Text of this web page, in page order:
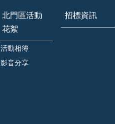
北門區活動
花絮
活動相簿
影音分享
招標資訊